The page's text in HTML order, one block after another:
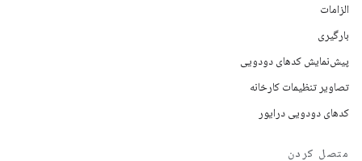
الزامات
بارگیری
پیش‌نمایش کدهای دودویی
تصاویر تنظیمات کارخانه
کدهای دودویی درایور
متصل کردن